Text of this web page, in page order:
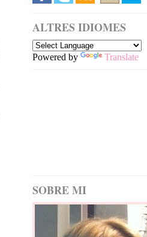
ALTRES IDIOMES
Powered by Translate
SOBRE MI